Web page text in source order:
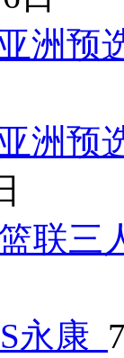
洲预
洲预
联三
永康